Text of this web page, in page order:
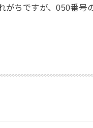
ちですが、050番号